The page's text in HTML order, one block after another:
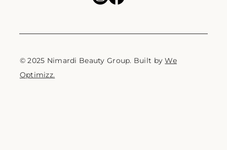
© 2025 Nimardi Beauty Group. Built byWe
Optimizz.